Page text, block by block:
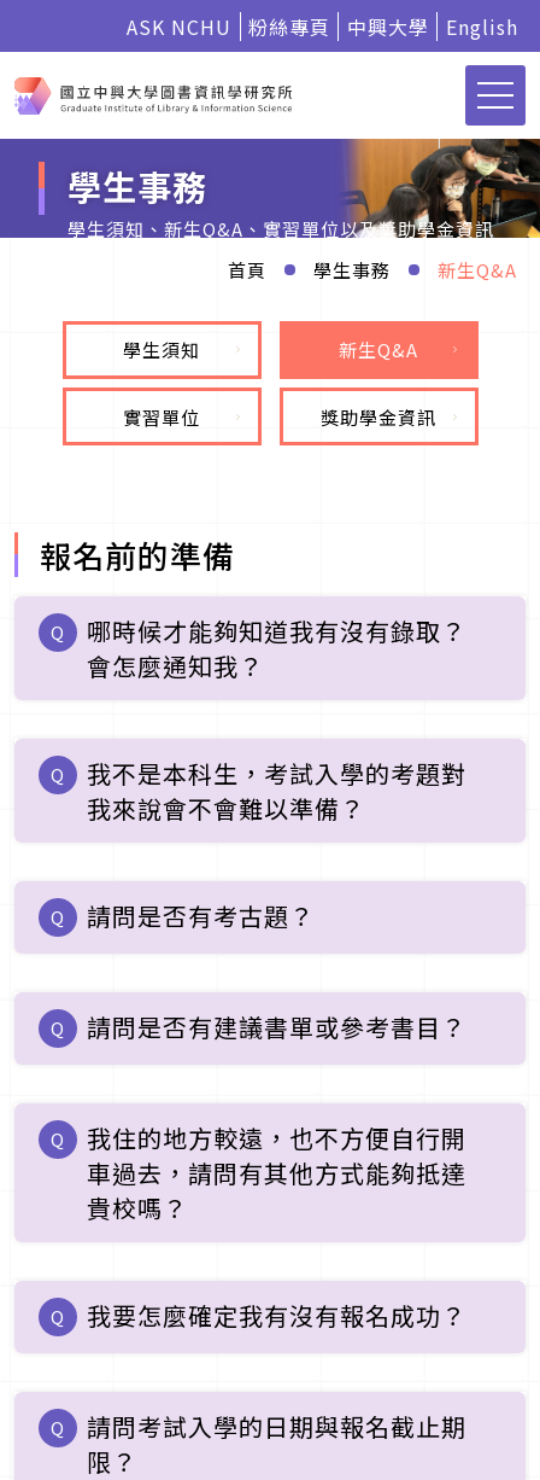
ASK NCHU 粉絲專頁 中興大學 English
學生事務
學生須知、新生Q&A、實習單位以及獎助學金資訊
首頁
學生事務 新生Q&A
學生須知 新生Q&A
實習單位 獎助學金資訊
報名前的準備
Q
哪時候才能夠知道我有沒有錄取？
會怎麼通知我？
Q
我不是本科生，考試入學的考題對
我來說會不會難以準備？
Q 請問是否有考古題？
Q 請問是否有建議書單或參考書目？
Q
我住的地方較遠，也不方便自行開
車過去，請問有其他方式能夠抵達
貴校嗎？
Q 我要怎麼確定我有沒有報名成功？
Q
請問考試入學的日期與報名截止期
限？